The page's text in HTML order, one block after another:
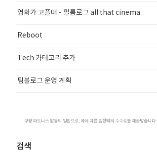
영화가 고플때 - 필름로그 all that cinema
Reboot
Tech 카테고리 추가
팀블로그 운영 계획
쿠팡 파트너스 활동의 일환으로, 이에 따른 일정액의 수수료를 제공받습니다.
검색